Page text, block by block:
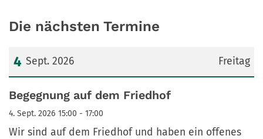
Die nächsten Termine
Freitag
4 Sept. 2026
Datum: 4. September 2026
Begegnung auf dem Friedhof
4. Sept. 2026 15:00 - 17:00
Wir sind auf dem Friedhof und haben ein offenes